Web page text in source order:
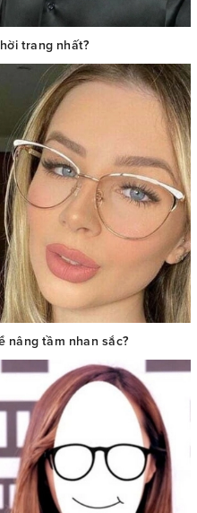
trang nhất?
nâng tầm nhan sắc?